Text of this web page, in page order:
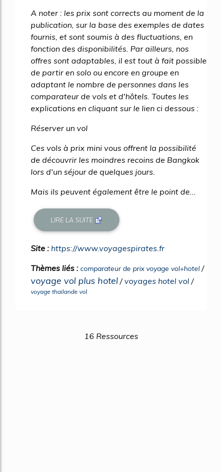
A noter : les prix sont corrects au moment de la
publication, sur la base des exemples de dates
fournis, et sont soumis à des fluctuations, en
fonction des disponibilités. Par ailleurs, nos
offres sont adaptables, il est tout à fait possible
de partir en solo ou encore en groupe en
adaptant le nombre de personnes dans les
comparateur de vols et d'hôtels. Toutes les
explications en cliquant sur le lien ci dessous :
Réserver un vol
Ces vols à prix mini vous offrent la possibilité
de découvrir les moindres recoins de Bangkok
lors d'un séjour de quelques jours.
Mais ils peuvent également être le point de...
LIRE LA SUITE
Site : https://www.voyagespirates.fr
Thèmes liés : comparateur de prix voyage vol+hotel /
voyage vol plus hotel /voyages hotel vol /
voyage thailande vol
16 Ressources